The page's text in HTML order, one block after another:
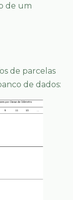
de um
de parcelas
de dados: